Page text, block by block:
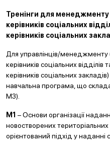
Тренінги для менеджменту
керівників соціальних
керівників соціальних
Для управлінців/менеджменту
керівників соціальних відділів
керівників соціальних
навчальна програма, що
М3).
М1 – Основи організації
новостворених
орієнтований підхід у наданні